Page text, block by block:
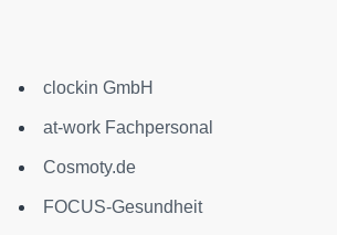
clockin GmbH
at-work Fachpersonal
Cosmoty.de
FOCUS-Gesundheit